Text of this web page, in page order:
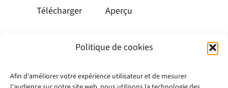
Politique de cookies
Afin d'améliorer votre expérience utilisateur et de mesurer
Télécharger
Aperçu